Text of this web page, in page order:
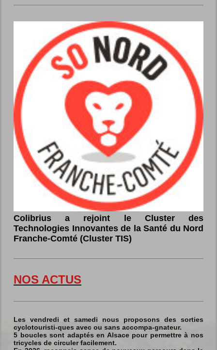
Colibrius a rejoint le Cluster des
Technologies Innovantes de la Santé du Nord
Franche-Comté (Cluster TIS)
NOS ACTUS
Les vendredi et samedi nous proposons des sorties
cyclotouristi-ques avec ou sans accompa-gnateur.
5 boucles sont adaptés en Alsace pour permettre à nos
tricycles de circuler facilement.